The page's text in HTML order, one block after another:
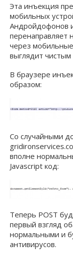
Эта инъекция
мобильных
Андройдофонов
перенаправляет
через
выглядит
В браузере
образом:
Со случайными
вполне
Javascript код:
Теперь POST
первый взгляд
нормальными и
антивирусов.